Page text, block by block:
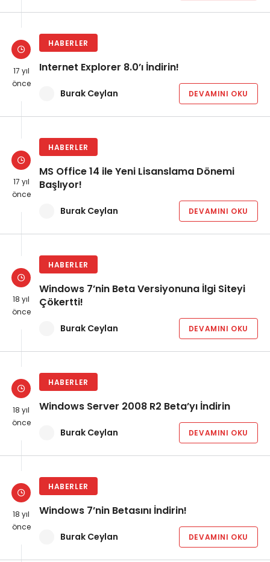
17 yıl
önce
HABERLER
Internet Explorer 8.0’ı İndirin!
Burak Ceylan DEVAMINI OKU
17 yıl
önce
HABERLER
MS Office 14 ile Yeni Lisanslama Dönemi
Başlıyor!
Burak Ceylan DEVAMINI OKU
18 yıl
önce
HABERLER
Windows 7’nin Beta Versiyonuna İlgi Siteyi
Çökertti!
Burak Ceylan DEVAMINI OKU
18 yıl
önce
HABERLER
Windows Server 2008 R2 Beta’yı İndirin
Burak Ceylan DEVAMINI OKU
18 yıl
önce
HABERLER
Windows 7’nin Betasını İndirin!
Burak Ceylan DEVAMINI OKU